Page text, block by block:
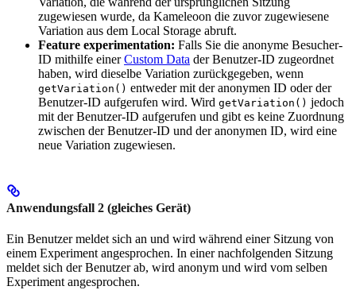
zugewiesen wurde, da Kameleoon die zuvor zugewiesene
Variation aus dem Local Storage abruft.
Feature experimentation: Falls Sie die anonyme Besucher-
ID mithilfe einerCustom Data der Benutzer-ID zugeordnet
haben, wird dieselbe Variation zurückgegeben, wenn
getVariation() entweder mit der anonymen ID oder der
Benutzer-ID aufgerufen wird. Wird getVariation() jedoch
mit der Benutzer-ID aufgerufen und gibt es keine Zuordnung
zwischen der Benutzer-ID und der anonymen ID, wird eine
neue Variation zugewiesen.
Anwendungsfall 2 (gleiches Gerät)
Ein Benutzer meldet sich an und wird während einer Sitzung von
einem Experiment angesprochen. In einer nachfolgenden Sitzung
meldet sich der Benutzer ab, wird anonym und wird vom selben
Experiment angesprochen.